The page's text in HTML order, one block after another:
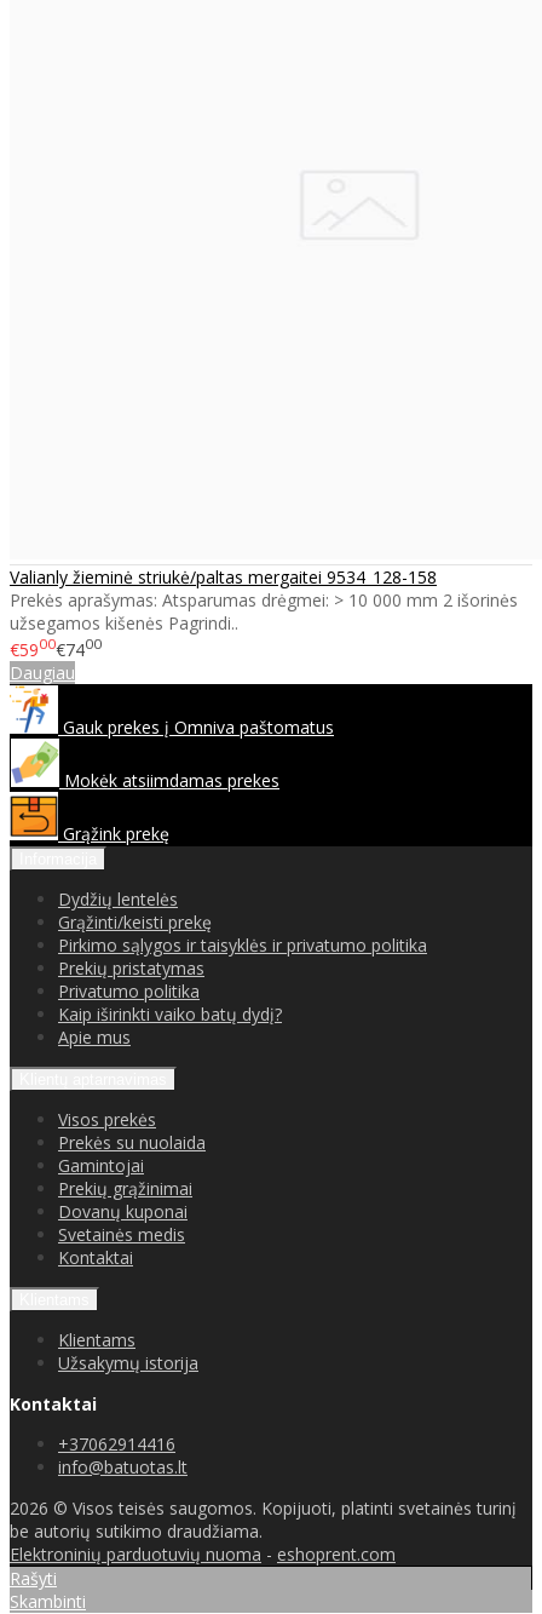
Valianly žieminė striukė/paltas mergaitei 9534_128-158
Prekės aprašymas: Atsparumas drėgmei: > 10 000 mm 2 išorinės
užsegamos kišenės Pagrindi..
€5900€7400
Daugiau
Gauk prekes į Omniva paštomatus
Mokėk atsiimdamas prekes
Grąžink prekę
Dydžių lentelės
Grąžinti/keisti prekę
Pirkimo sąlygos ir taisyklės ir privatumo politika
Prekių pristatymas
Privatumo politika
Kaip iširinkti vaiko batų dydį?
Apie mus
Visos prekės
Prekės su nuolaida
Gamintojai
Prekių grąžinimai
Dovanų kuponai
Svetainės medis
Kontaktai
Klientams
Užsakymų istorija
Kontaktai
+37062914416
info@batuotas.lt
2026 © Visos teisės saugomos. Kopijuoti, platinti svetainės turinį
be autorių sutikimo draudžiama.
Elektroninių parduotuvių nuoma - eshoprent.com
Rašyti
Skambinti